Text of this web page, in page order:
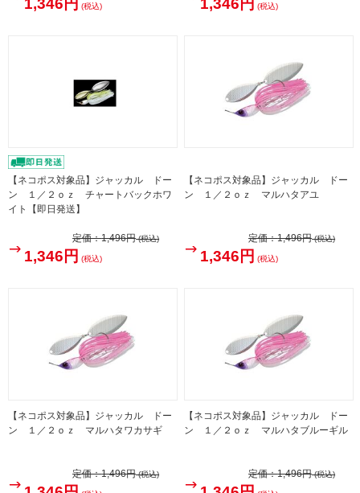
1,346円 (税込) 1,346円 (税込)
【ネコポス対象品】ジャッカル ドー
ン １／２ｏｚ チャートバックホワ
イト【即日発送】
定価：1,496円(税込)
1,346円 (税込)
【ネコポス対象品】ジャッカル ドー
ン １／２ｏｚ マルハタアユ
定価：1,496円(税込)
1,346円 (税込)
【ネコポス対象品】ジャッカル ドー
ン １／２ｏｚ マルハタワカサギ
定価：1,496円(税込)
【ネコポス対象品】ジャッカル ドー
ン １／２ｏｚ マルハタブルーギル
定価：1,496円(税込)